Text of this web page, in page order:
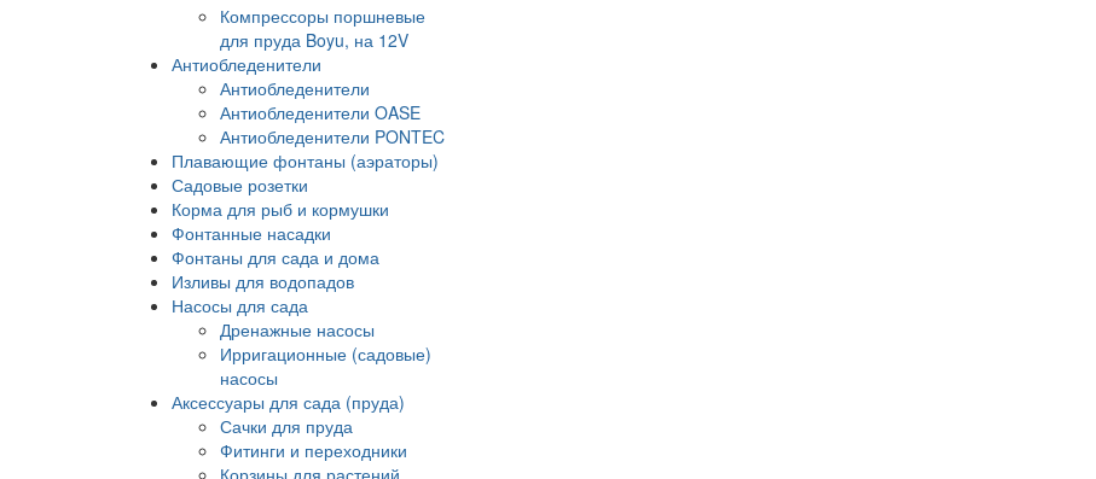
Компрессоры поршневые
для пруда Boyu, на 12V
Антиобледенители
Антиобледенители
Антиобледенители OASE
Антиобледенители PONTEC
Плавающие фонтаны (аэраторы)
Садовые розетки
Корма для рыб и кормушки
Фонтанные насадки
Фонтаны для сада и дома
Изливы для водопадов
Насосы для сада
Дренажные насосы
Ирригационные (садовые)
насосы
Аксессуары для сада (пруда)
Сачки для пруда
Фитинги и переходники
Корзины для растений